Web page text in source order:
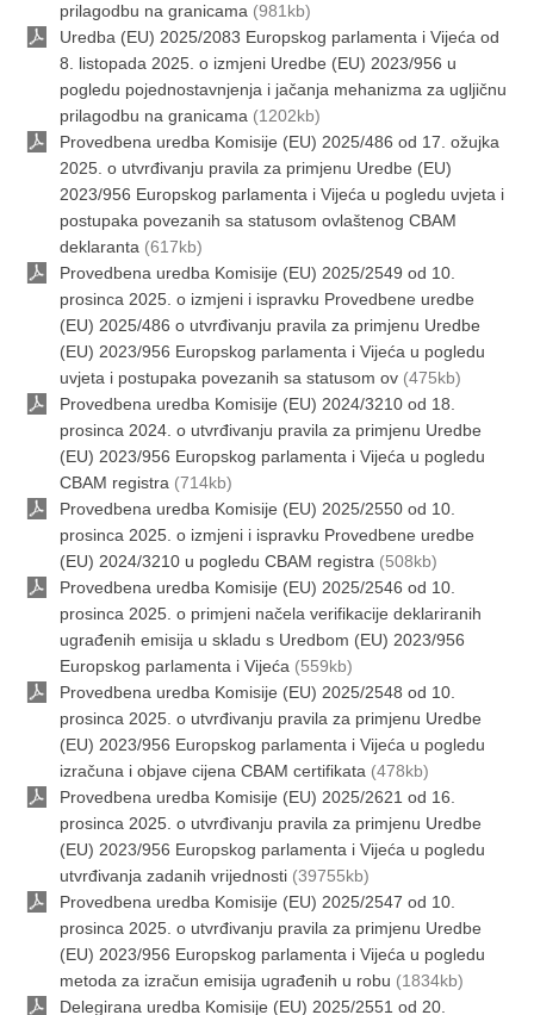
prilagodbu na granicama (981kb)
Uredba (EU) 2025/2083 Europskog parlamenta i Vijeća od
8. listopada 2025. o izmjeni Uredbe (EU) 2023/956 u
pogledu pojednostavnjenja i jačanja mehanizma za ugljičnu
prilagodbu na granicama (1202kb)
Provedbena uredba Komisije (EU) 2025/486 od 17. ožujka
2025. o utvrđivanju pravila za primjenu Uredbe (EU)
2023/956 Europskog parlamenta i Vijeća u pogledu uvjeta i
postupaka povezanih sa statusom ovlaštenog CBAM
deklaranta (617kb)
Provedbena uredba Komisije (EU) 2025/2549 od 10.
prosinca 2025. o izmjeni i ispravku Provedbene uredbe
(EU) 2025/486 o utvrđivanju pravila za primjenu Uredbe
(EU) 2023/956 Europskog parlamenta i Vijeća u pogledu
uvjeta i postupaka povezanih sa statusom ov (475kb)
Provedbena uredba Komisije (EU) 2024/3210 od 18.
prosinca 2024. o utvrđivanju pravila za primjenu Uredbe
(EU) 2023/956 Europskog parlamenta i Vijeća u pogledu
CBAM registra (714kb)
Provedbena uredba Komisije (EU) 2025/2550 od 10.
prosinca 2025. o izmjeni i ispravku Provedbene uredbe
(EU) 2024/3210 u pogledu CBAM registra (508kb)
Provedbena uredba Komisije (EU) 2025/2546 od 10.
prosinca 2025. o primjeni načela verifikacije deklariranih
ugrađenih emisija u skladu s Uredbom (EU) 2023/956
Europskog parlamenta i Vijeća (559kb)
Provedbena uredba Komisije (EU) 2025/2548 od 10.
prosinca 2025. o utvrđivanju pravila za primjenu Uredbe
(EU) 2023/956 Europskog parlamenta i Vijeća u pogledu
izračuna i objave cijena CBAM certifikata (478kb)
Provedbena uredba Komisije (EU) 2025/2621 od 16.
prosinca 2025. o utvrđivanju pravila za primjenu Uredbe
(EU) 2023/956 Europskog parlamenta i Vijeća u pogledu
utvrđivanja zadanih vrijednosti (39755kb)
Provedbena uredba Komisije (EU) 2025/2547 od 10.
prosinca 2025. o utvrđivanju pravila za primjenu Uredbe
(EU) 2023/956 Europskog parlamenta i Vijeća u pogledu
metoda za izračun emisija ugrađenih u robu (1834kb)
Delegirana uredba Komisije (EU) 2025/2551 od 20.